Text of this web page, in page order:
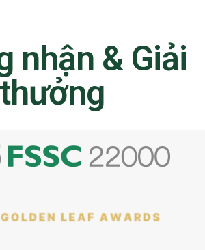
nhận & Giải
thưởng